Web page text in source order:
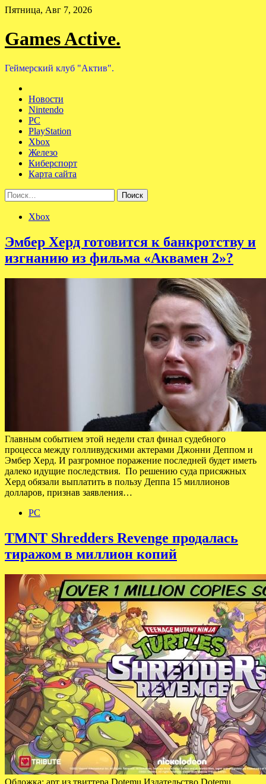
Skip
content
Пятница, Авг 7, 2026
Games Active.
Геймерский клуб "Актив".
Новости
Nintendo
PC
PlayStation
Xbox
Железо
Киберспорт
Карта сайта
Найти:
Xbox
Эмбер Херд готовится к банкротству и
изгнанию из фильма «Аквамен 2»?
Главным событием этой недели стал финал судебного
процесса между голливудскими актерами Джонни Деппом и
Эмбер Херд. И разгромное поражение последней будет иметь
далеко идущие последствия. По решению суда присяжных
Херд обязали выплатить в пользу Деппа 15 миллионов
долларов, признав заявления…
PC
TMNT Shredders Revenge продалась
тиражом в миллион копий
Обложка: арт из твиттера Dotemu Издательство Dotemu,